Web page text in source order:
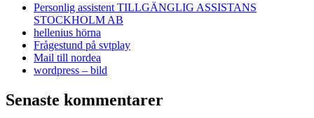
Personlig assistent TILLGÄNGLIG ASSISTANS
STOCKHOLM AB
hellenius hörna
Frågestund på svtplay
Mail till nordea
wordpress – bild
Senaste kommentarer